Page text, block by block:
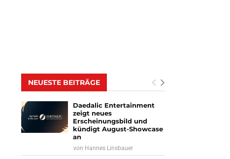
NEUESTE BEITRÄGE
Daedalic Entertainment
zeigt neues
Erscheinungsbild und
kündigt August-Showcase
an
von Hannes Linsbauer